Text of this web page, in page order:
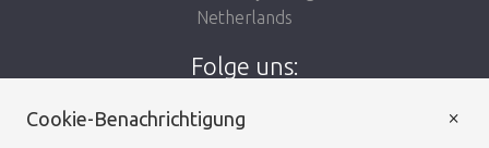
Netherlands
Folge uns:
Cookie-Benachrichtigung ×